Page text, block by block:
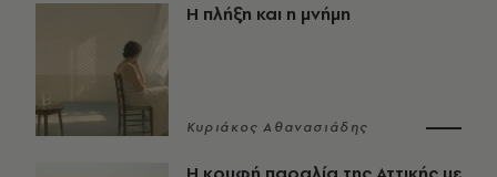
Η πλήξη και η μνήμη
Κυριάκος Αθανασιάδης